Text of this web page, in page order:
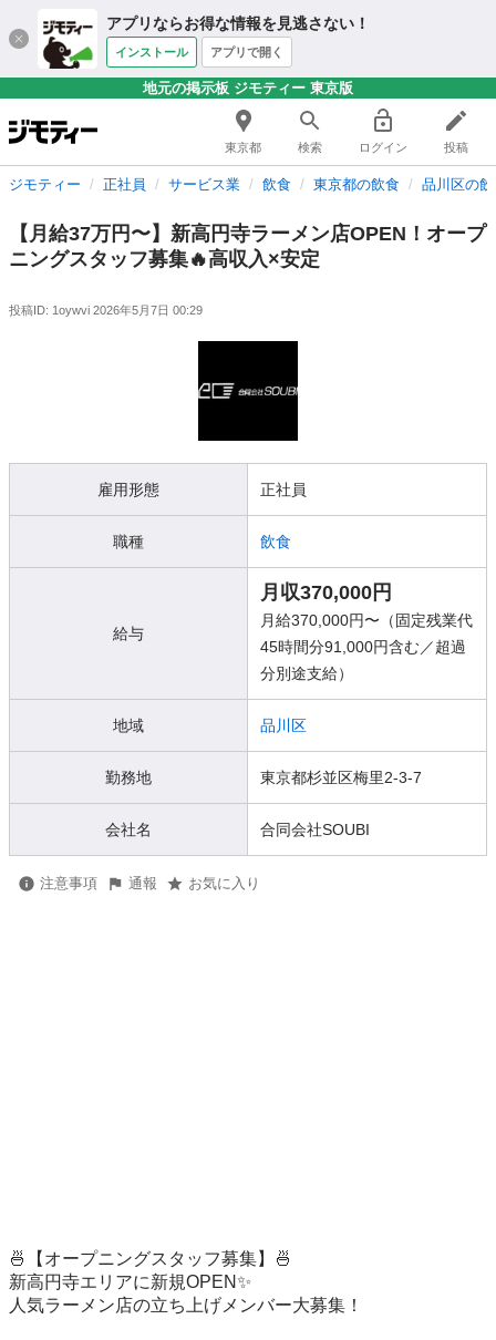
アプリならお得な情報を見逃さない！
インストール アプリで開く
地元の掲示板 ジモティー 東京版
東京都 検索 ログイン 投稿
ジモティー 正社員 サービス業 飲食 東京都の飲食 品川区の
【月給37万円〜】新高円寺ラーメン店OPEN！オープ
ニングスタッフ募集🔥高収入×安定
投稿ID: 1oywvi 2026年5月7日 00:29
雇用形態 正社員
職種 飲食
給与
月収370,000円
月給370,000円〜（固定残業代
45時間分91,000円含む／超過
分別途支給）
地域 品川区
勤務地 東京都杉並区梅里2-3-7
会社名 合同会社SOUBI
注意事項 通報 お気に入り
🍜【オープニングスタッフ募集】🍜
新高円寺エリアに新規OPEN✨
人気ラーメン店の立ち上げメンバー大募集！